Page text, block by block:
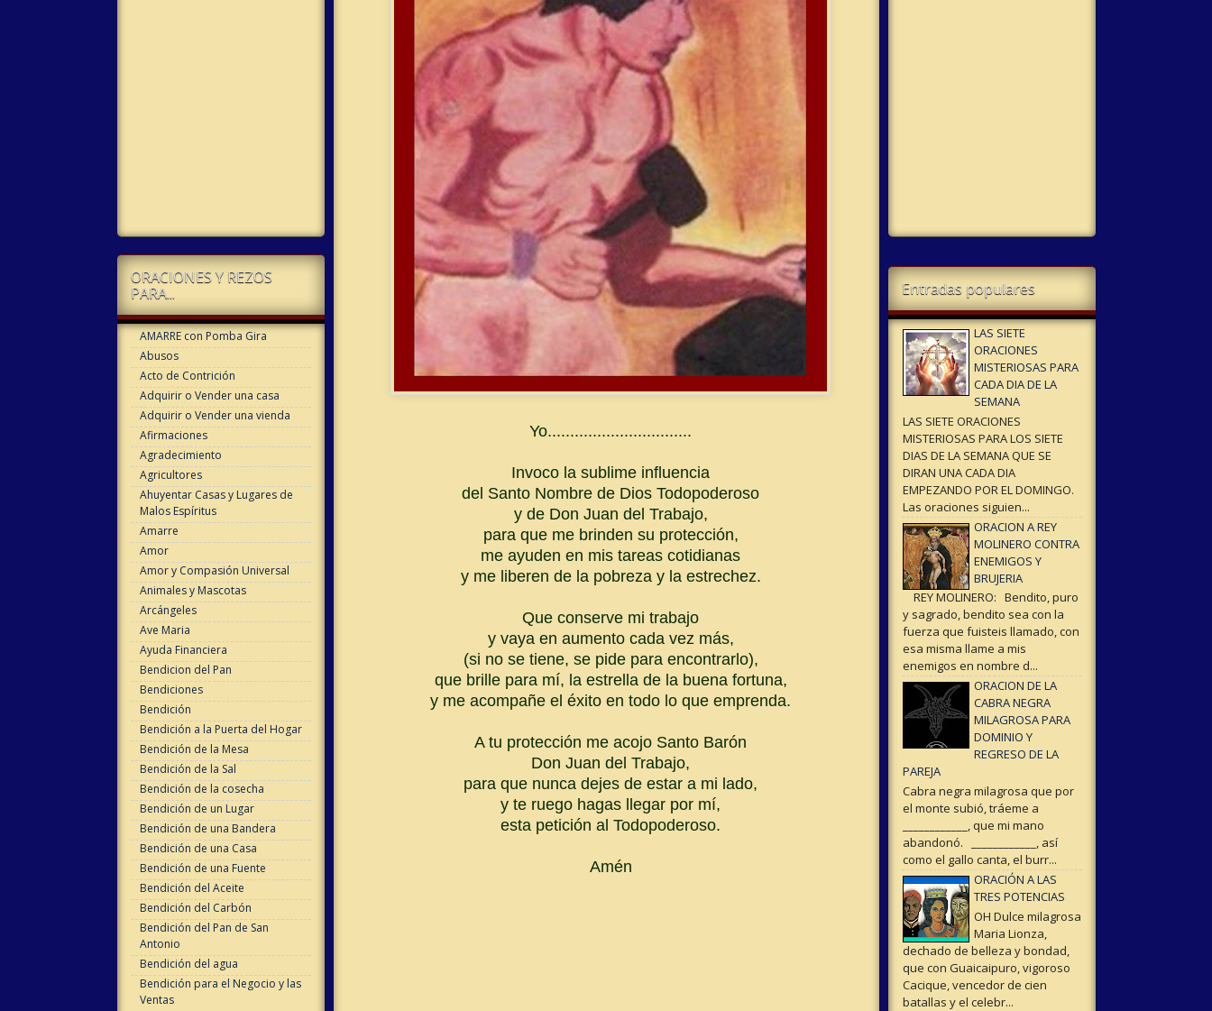
ORACIONES Y REZOS
PARA...
AMARRE con Pomba Gira
Abusos
Acto de Contrición
Adquirir o Vender una casa
Adquirir o Vender una vienda
Afirmaciones
Agradecimiento
Agricultores
Ahuyentar Casas y Lugares de
Malos Espíritus
Amarre
Amor
Amor y Compasión Universal
Animales y Mascotas
Arcángeles
Ave Maria
Ayuda Financiera
Bendicion del Pan
Bendiciones
Bendición
Bendición a la Puerta del Hogar
Bendición de la Mesa
Bendición de la Sal
Bendición de la cosecha
Bendición de un Lugar
Bendición de una Bandera
Bendición de una Casa
Bendición de una Fuente
Bendición del Aceite
Bendición del Carbón
Bendición del Pan de San
Antonio
Bendición del agua
Bendición para el Negocio y las
Ventas
Yo................................
Invoco la sublime influencia
del Santo Nombre de Dios Todopoderoso
y de Don Juan del Trabajo,
para que me brinden su protección,
me ayuden en mis tareas cotidianas
y me liberen de la pobreza y la estrechez.
Que conserve mi trabajo
y vaya en aumento cada vez más,
(si no se tiene, se pide para encontrarlo),
que brille para mí, la estrella de la buena fortuna,
y me acompañe el éxito en todo lo que emprenda.
A tu protección me acojo Santo Barón
Don Juan del Trabajo,
para que nunca dejes de estar a mi lado,
y te ruego hagas llegar por mí,
esta petición al Todopoderoso.
Amén
Entradas populares
LAS SIETE
ORACIONES
MISTERIOSAS PARA
CADA DIA DE LA
SEMANA
LAS SIETE ORACIONES
MISTERIOSAS PARA LOS SIETE
DIAS DE LA SEMANA QUE SE
DIRAN UNA CADA DIA
EMPEZANDO POR EL DOMINGO.
Las oraciones siguien...
ORACION A REY
MOLINERO CONTRA
ENEMIGOS Y
BRUJERIA
REY MOLINERO: Bendito, puro
y sagrado, bendito sea con la
fuerza que fuisteis llamado, con
esa misma llame a mis
enemigos en nombre d...
ORACION DE LA
CABRA NEGRA
MILAGROSA PARA
DOMINIO Y
REGRESO DE LA
PAREJA
Cabra negra milagrosa que por
el monte subió, tráeme a
____________, que mi mano
abandonó. ____________, así
como el gallo canta, el burr...
ORACIÓN A LAS
TRES POTENCIAS
OH Dulce milagrosa
Maria Lionza,
dechado de belleza y bondad,
que con Guaicaipuro, vigoroso
Cacique, vencedor de cien
batallas y el celebr...